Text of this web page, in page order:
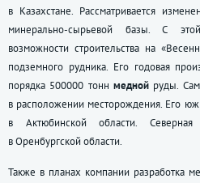
в Казахстане. Рассматривается
минерально-сырьевой базы. С
возможности строительства на
подземного рудника. Его годовая
порядка 500000 тонн меднойруды. Сам
в расположении месторождения. Его
в Актюбинской области.
в Оренбургской области.
Также в планах компании разработка